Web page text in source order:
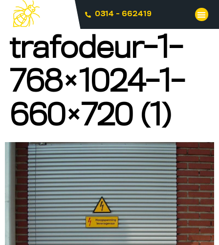
0314 - 662419
trafodeur-1-
768×1024-1-
660×720 (1)